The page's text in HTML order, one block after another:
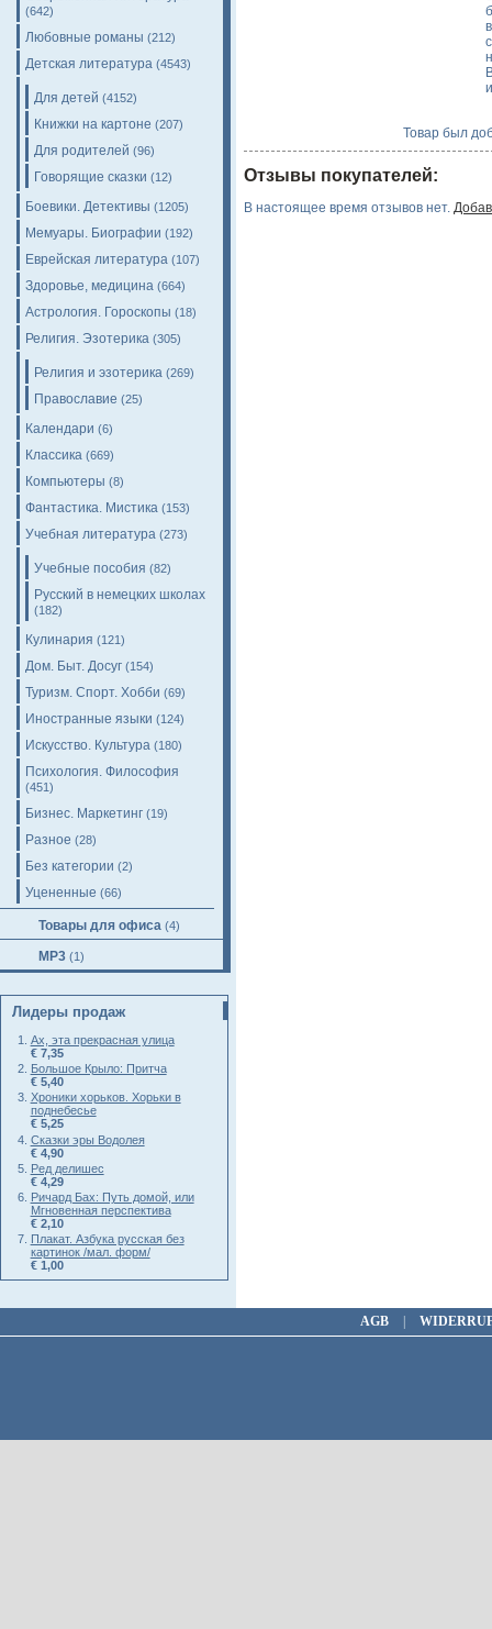
(642)
Любовные романы (212)
Детская литература (4543)
Для детей (4152)
Книжки на картоне (207)
Для родителей (96)
Говорящие сказки (12)
Боевики. Детективы (1205)
Мемуары. Биографии (192)
Еврейская литература (107)
Здоровье, медицина (664)
Астрология. Гороскопы (18)
Религия. Эзотерика (305)
Религия и эзотерика (269)
Православие (25)
Календари (6)
Классика (669)
Компьютеры (8)
Фантастика. Мистика (153)
Учебная литература (273)
Учебные пособия (82)
Русский в немецких школах
(182)
Кулинария (121)
Дом. Быт. Досуг (154)
Туризм. Спорт. Хобби (69)
Иностранные языки (124)
Искусство. Культура (180)
Психология. Философия
(451)
Бизнес. Маркетинг (19)
Разное (28)
Без категории (2)
Уцененные (66)
Товары для офиса (4)
MP3 (1)
Лидеры продаж
Ах, эта прекрасная улица
€ 7,35
Большое Крыло: Притча
€ 5,40
Хроники хорьков. Хорьки в
поднебесье
€ 5,25
Сказки эры Водолея
€ 4,90
Ред делишес
€ 4,29
Ричард Бах: Путь домой, или
Мгновенная перспектива
€ 2,10
Плакат. Азбука русская без
картинок /мал. форм/
€ 1,00
Товар был
Отзывы покупателей:
В настоящее время отзывов нет.
AGB